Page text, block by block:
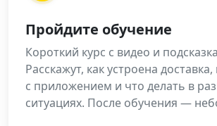
Пройдите обучение
Короткий курс с видео и
Расскажут, как устроена
с приложением и что делать в
ситуациях. После обучения —